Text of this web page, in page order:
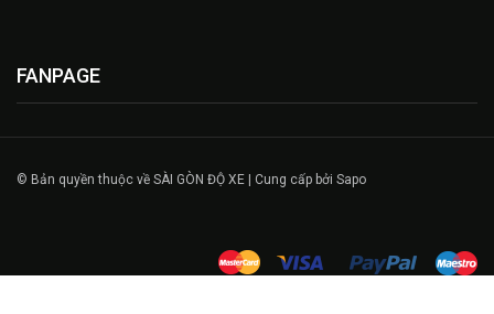
FANPAGE
© Bản quyền thuộc về SÀI GÒN ĐỘ XE | Cung cấp bởi Sapo